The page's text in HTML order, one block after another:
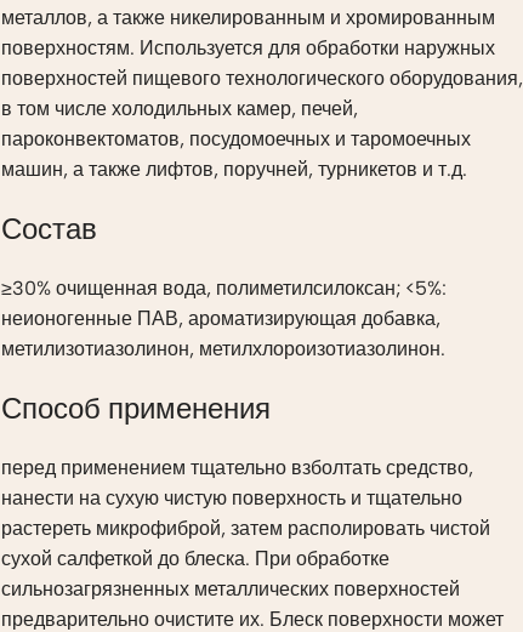
металлов, а также никелированным и хромированным
поверхностям. Используется для обработки наружных
поверхностей пищевого технологического оборудования,
в том числе холодильных камер, печей,
пароконвектоматов, посудомоечных и таромоечных
машин, а также лифтов, поручней, турникетов и т.д.
Состав
≥30% очищенная вода, полиметилсилоксан; <5%:
неионогенные ПАВ, ароматизирующая добавка,
метилизотиазолинон, метилхлороизотиазолинон.
Способ применения
перед применением тщательно взболтать средство,
нанести на сухую чистую поверхность и тщательно
растереть микрофиброй, затем располировать чистой
сухой салфеткой до блеска. При обработке
сильнозагрязненных металлических поверхностей
предварительно очистите их. Блеск поверхности может